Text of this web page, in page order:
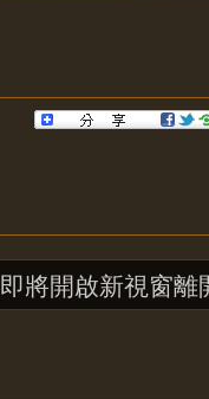
將開啟新視窗離